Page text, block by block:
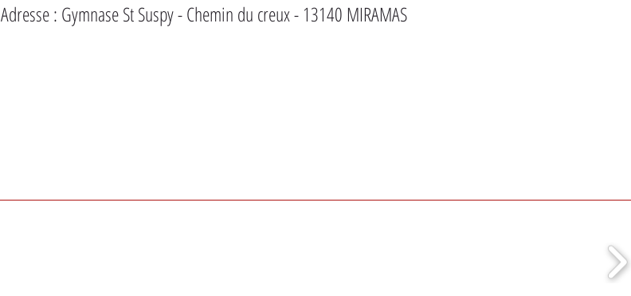
Adresse : Gymnase St Suspy - Chemin du creux - 13140 MIRAMAS